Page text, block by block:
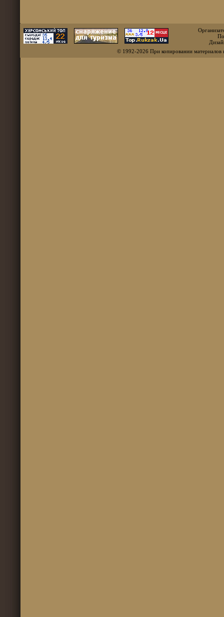
© 1992-2026 При копировании материалов